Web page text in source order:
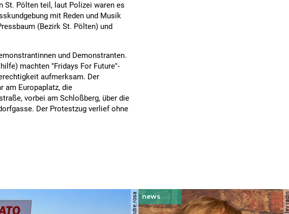
St. Pölten teil, laut Polizei waren es
mit Reden und Musik
(Bezirk St. Pölten) und
und Demonstranten.
machten "Fridays For Future"-
aufmerksam. Der
am Europaplatz, die
vorbei am Schloßberg, über die
Der Protestzug verlief ohne